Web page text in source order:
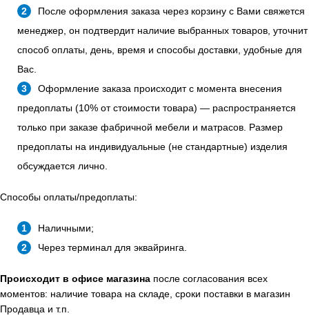
После оформления заказа через корзину с Вами свяжется
менеджер, он подтвердит наличие выбранных товаров, уточнит
способ оплаты, день, время и способы доставки, удобные для
Вас.
Оформление заказа происходит с момента внесения
предоплаты (10% от стоимости товара) — распространяется
только при заказе фабричной мебели и матрасов. Размер
предоплаты на индивидуальные (не стандартные) изделия
обсуждается лично.
Способы оплаты/предоплаты:
Наличными;
Через терминал для эквайринга.
Происходит в офисе магазина после согласования всех
моментов: наличие товара на складе, сроки поставки в магазин
Продавца и т.п.